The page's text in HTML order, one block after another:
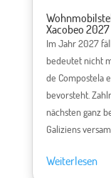
Xacobeo 2027
Im Jahr 2027
bedeutet nicht
de Compostela
bevorsteht.
nächsten ganz
Galiziens
Weiterlesen